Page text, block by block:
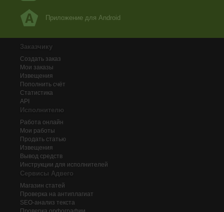
Приложение для Android
Заказчику
Создать заказ
Мои заказы
Извещения
Пополнить счёт
Статистика
API
Исполнителю
Работа онлайн
Мои работы
Продать статью
Извещения
Вывод средств
Инструкции для исполнителей
Сервисы Адвего
Магазин статей
Проверка на антиплагиат
SEO-анализ текста